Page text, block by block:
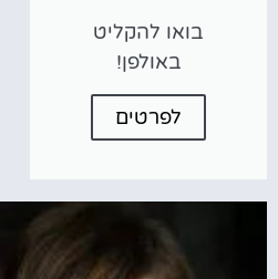
בואו להקליט
באולפן!
לפרטים